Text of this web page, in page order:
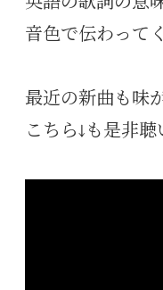
音色で伝わって
最近の新曲も味
こちら↓も是非聴